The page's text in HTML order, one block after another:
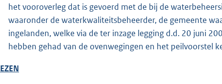
het vooroverleg dat is gevoerd met de bij de
waaronder de waterkwaliteitsbeheerder, de gemeente
ingelanden, welke via de ter inzage legging d.d. 20 juni
hebben gehad van de ovenwegingen en het peilvoorstel